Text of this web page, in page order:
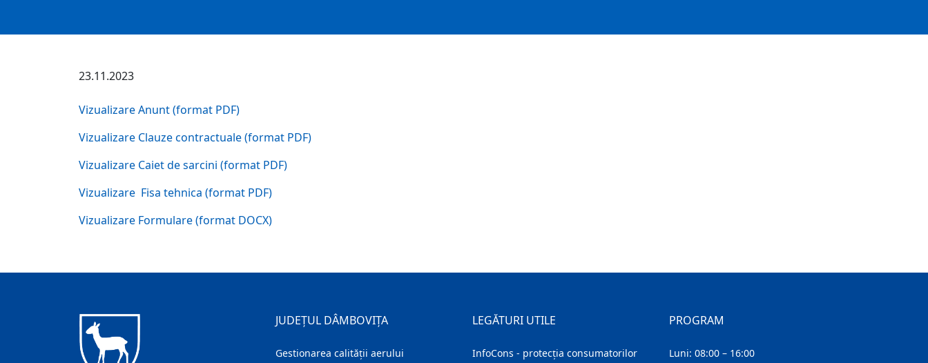
23.11.2023
Vizualizare Anunt (format PDF)
Vizualizare Clauze contractuale (format PDF)
Vizualizare Caiet de sarcini (format PDF)
Vizualizare Fisa tehnica (format PDF)
Vizualizare Formulare (format DOCX)
JUDEȚUL DÂMBOVIȚA
Gestionarea calității aerului
LEGĂTURI UTILE
InfoCons - protecția consumatorilor
PROGRAM
Luni: 08:00 – 16:00